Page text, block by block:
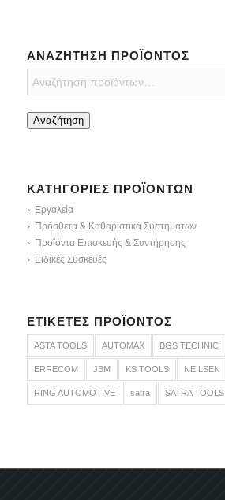
ΑΝΑΖΉΤΗΣΗ ΠΡΟΪΌΝΤΟΣ
Αναζήτηση
ΚΑΤΗΓΟΡΊΕΣ ΠΡΟΪΌΝΤΩΝ
Εργαλεία
Πρόσθετα & Καθαριστικά Συστημάτων
Προϊόντα Επισκευής & Συντήρησης
Ειδικές Συσκευές
ΕΤΙΚΈΤΕΣ ΠΡΟΪΌΝΤΟΣ
ASTA TOOLS AUTOMAX BGS TECHNIC
ERRECOM JBM KS TOOLS NEILSEN
RING AUTOMOTIVE satra SATRA TOOLS